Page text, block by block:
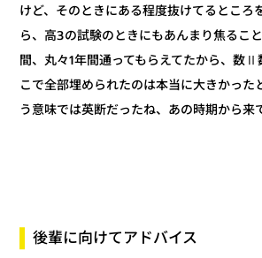
けど、そのときにある程度抜けてるところ
ら、高3の試験のときにもあんまり焦るこ
間、丸々1年間通ってもらえてたから、数
こで全部埋められたのは本当に大きかった
う意味では英断だったね、あの時期から来
後輩に向けてアドバイス